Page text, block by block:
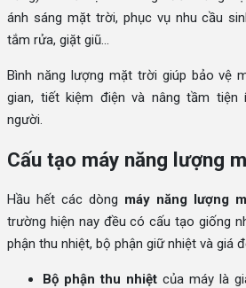
ánh sáng mặt trời, phục vụ nhu cầu
tắm rửa, giặt giũ...
Bình năng lượng mặt trời giúp bảo vệ
gian, tiết kiệm điện và nâng tầm
người.
Cấu tạo máy năng lượng
Hầu hết các dòng máy năng lượng
trường hiện nay đều có cấu tạo giống
phận thu nhiệt, bộ phận giữ nhiệt và giá
Bộ phận thu nhiệt của máy là